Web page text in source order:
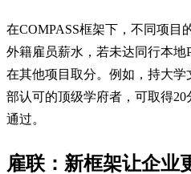
在COMPASS框架下，不同项目
外籍雇员薪水，若未达同行本
在其他项目取分。例如，持大学
部认可的顶级学府者，可取得
通过。
雇联：新框架让企业